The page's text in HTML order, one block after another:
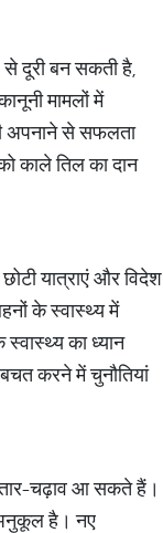
दूरी बन सकती है,
मामलों में
अपनाने से सफलता
काले तिल का दान
यात्राएं और विदेश
के स्वास्थ्य में
का ध्यान
करने में चुनौतियां
चढ़ाव आ सकते हैं।
है। नए